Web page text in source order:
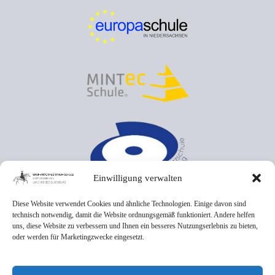
Einwilligung verwalten
Diese Website verwendet Cookies und ähnliche Technologien. Einige davon sind
technisch notwendig, damit die Website ordnungsgemäß funktioniert. Andere helfen
uns, diese Website zu verbessern und Ihnen ein besseres Nutzungserlebnis zu bieten,
oder werden für Marketingzwecke eingesetzt.